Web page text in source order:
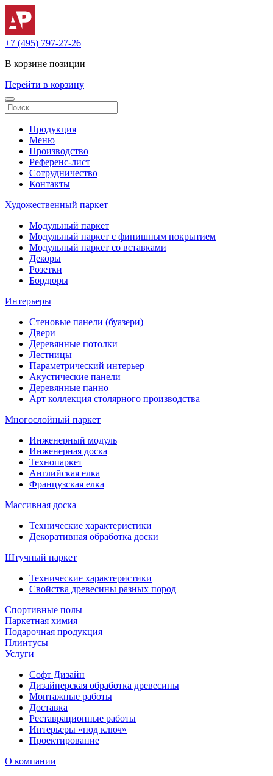
+7 (495) 797-27-26
В корзине позиции
Перейти в корзину
Продукция
Меню
Производство
Референс-лист
Сотрудничество
Контакты
Художественный паркет
Модульный паркет
Модульный паркет с финишным покрытием
Модульный паркет со вставками
Декоры
Розетки
Бордюры
Интерьеры
Стеновые панели (буазери)
Двери
Деревянные потолки
Лестницы
Параметрический интерьер
Акустические панели
Деревянные панно
Арт коллекция столярного производства
Многослойный паркет
Инженерный модуль
Инженерная доска
Технопаркет
Английская елка
Французская елка
Массивная доска
Технические характеристики
Декоративная обработка доски
Штучный паркет
Технические характеристики
Свойства древесины разных пород
Спортивные полы
Паркетная химия
Подарочная продукция
Плинтусы
Услуги
Софт Дизайн
Дизайнерская обработка древесины
Монтажные работы
Доставка
Реставрационные работы
Интерьеры «под ключ»
Проектирование
О компании